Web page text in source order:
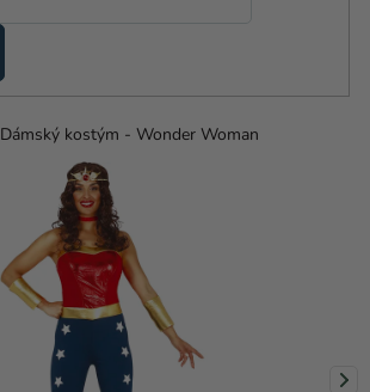
Dámský kostým - Wonder Woman